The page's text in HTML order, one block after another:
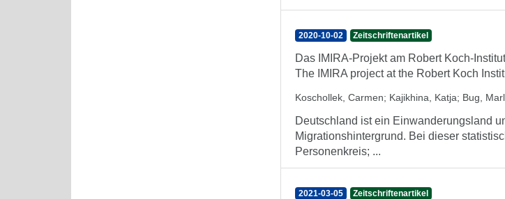
2020-10-02 Zeitschriftenartikel
Das IMIRA-Projekt am Robert Koch-Institut
The IMIRA project at the Robert Koch
Koschollek, Carmen; Kajikhina, Katja; Bug,
Deutschland ist ein Einwanderungsland
Migrationshintergrund. Bei dieser
Personenkreis; ...
2021-03-05 Zeitschriftenartikel